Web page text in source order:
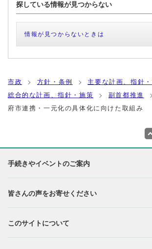
探している情報が見つからない
情報が見つからないときは
市政 方針・条例
主要な計画、指針
総合的な計画、指針・施策
副首都推進
府市連携・一元化の具体化に向けた取組み
手続きやイベントのご案内
皆さんの声をお寄せください
このサイトについて